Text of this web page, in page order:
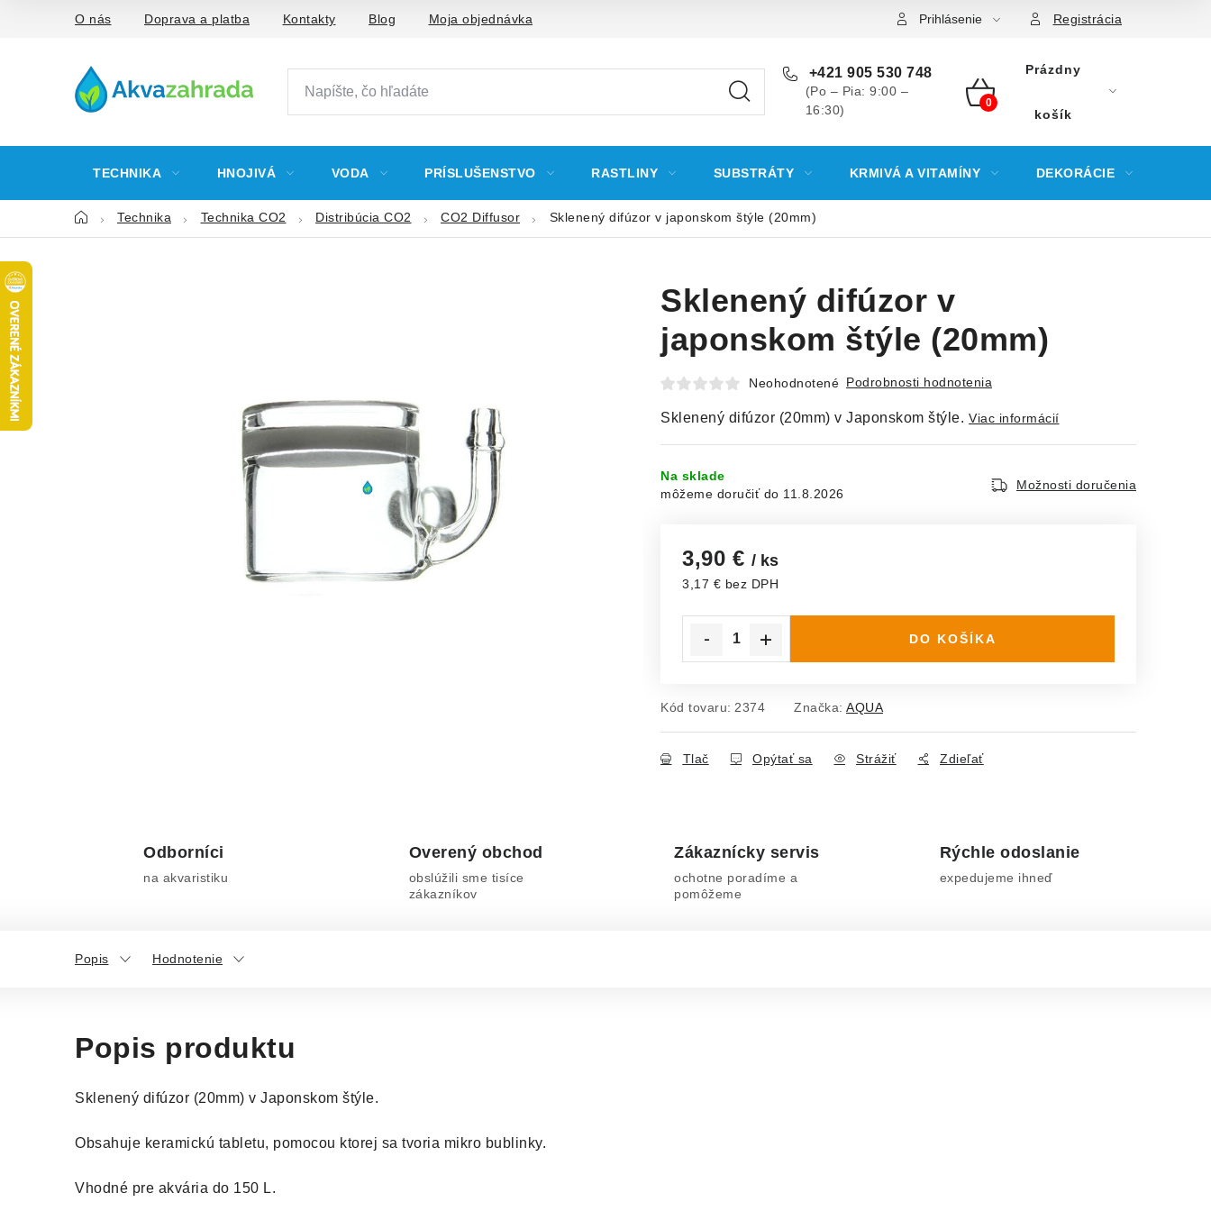
O nás Doprava a platba Kontakty Blog Moja objednávka Prihlásenie Registrácia
+421 905 530 748
(Po – Pia: 9:00 –
16:30)
NÁKUPNÝ
Prázdny
košík
TECHNIKA HNOJIVÁ VODA PRÍSLUŠENSTVO RASTLINY SUBSTRÁTY KRMIVÁ A VITAMÍNY DEKORÁCIE
DomovTechnika Technika CO2 Distribúcia CO2 CO2 Diffusor Sklenený difúzor v japonskom štýle (20mm)
Sklenený difúzor v
japonskom štýle (20mm)
Neohodnotené Podrobnosti hodnotenia
Sklenený difúzor (20mm) v Japonskom štýle. Viac informácií
Na sklade
11.8.2026
Možnosti doručenia
3,90 € / ks
3,17 € bez DPH
DO KOŠÍKA
Kód tovaru: 2374 Značka: AQUA
Tlač Opýtať sa Strážiť Zdieľať
Odborníci
na akvaristiku
Overený obchod
obslúžili sme tisíce
zákazníkov
Zákaznícky servis
ochotne poradíme a
pomôžeme
Rýchle odoslanie
expedujeme ihneď
Popis Hodnotenie
Popis produktu
Sklenený difúzor (20mm) v Japonskom štýle.
Obsahuje keramickú tabletu, pomocou ktorej sa tvoria mikro bublinky.
Vhodné pre akvária do 150 L.